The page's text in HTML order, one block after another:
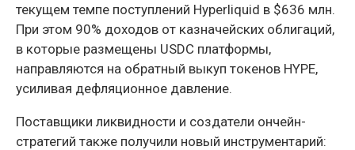
текущем темпе поступлений Hyperliquid в $636 млн.
При этом 90% доходов от казначейских облигаций,
в которые размещены USDC платформы,
направляются на обратный выкуп токенов HYPE,
усиливая дефляционное давление.
Поставщики ликвидности и создатели ончейн-
стратегий также получили новый инструментарий: